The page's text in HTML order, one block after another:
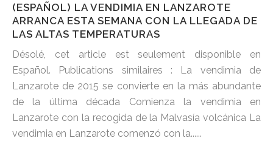
(ESPAÑOL) LA VENDIMIA EN LANZAROTE
ARRANCA ESTA SEMANA CON LA LLEGADA DE
LAS ALTAS TEMPERATURAS
Désolé, cet article est seulement disponible en
Español. Publications similaires : La vendimia de
Lanzarote de 2015 se convierte en la más abundante
de la última década Comienza la vendimia en
Lanzarote con la recogida de la Malvasía volcánica La
vendimia en Lanzarote comenzó con la......